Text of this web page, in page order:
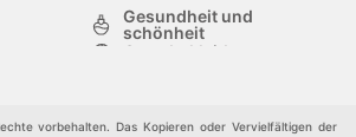
Gesundheit und
schönheit
Sportbekleidung
vorbehalten. Das Kopieren oder Vervielfältigen der